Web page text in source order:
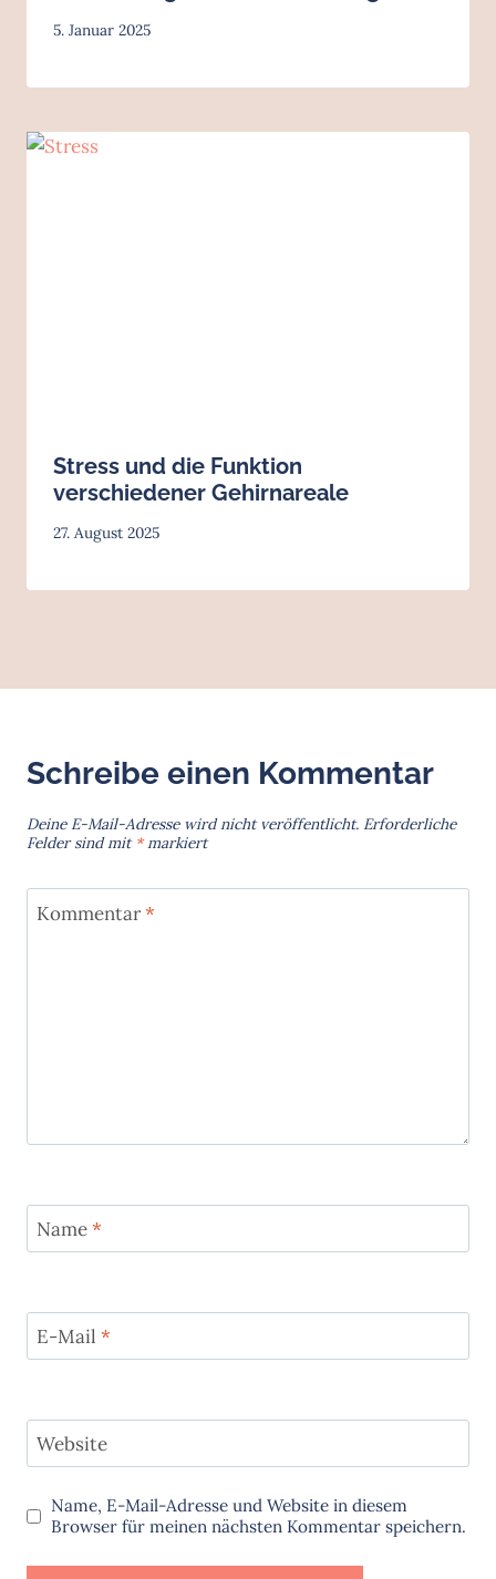
5. Januar 2025
Stress und die Funktion
verschiedener Gehirnareale
27. August 2025
Schreibe einen Kommentar
Deine E-Mail-Adresse wird nicht veröffentlicht. Erforderliche
Felder sind mit *markiert
Kommentar*
Name*
E-Mail *
Website
Name, E-Mail-Adresse und Website in diesem
Browser für meinen nächsten Kommentar speichern.